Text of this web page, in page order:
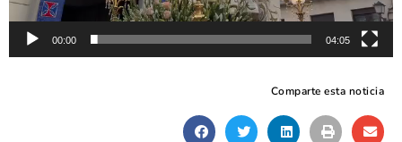
00:00 04:05
Comparte esta noticia